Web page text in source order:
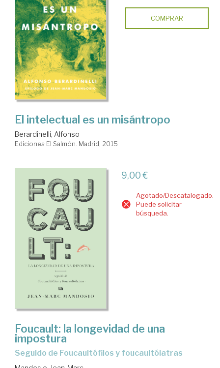
COMPRAR
El intelectual es un misántropo
Berardinelli, Alfonso
Ediciones El Salmón. Madrid, 2015
9,00 €
Agotado/Descatalogado.
Puede solicitar
búsqueda.
Foucault: la longevidad de una
impostura
Seguido de Foucaultófilos y foucaultólatras